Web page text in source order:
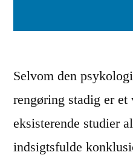
Selvom den
rengøring stadig er et
eksisterende studier
indsigtsfulde